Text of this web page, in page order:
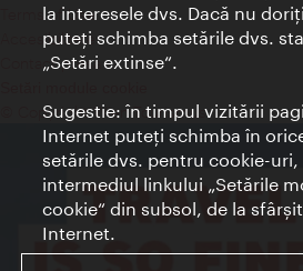
Terms of Use
Accesibilitate
Contact presa
© Copyright Wien Tourismus
la interesele dvs. Dacă nu
puteţi schimba setările dvs.
„Setări extinse“.
Sugestie: în timpul vizitării
Internet puteţi schimba în
setările dvs. pentru cookie-uri,
intermediul linkului „Setările
cookie“ din subsol, de la
Internet.